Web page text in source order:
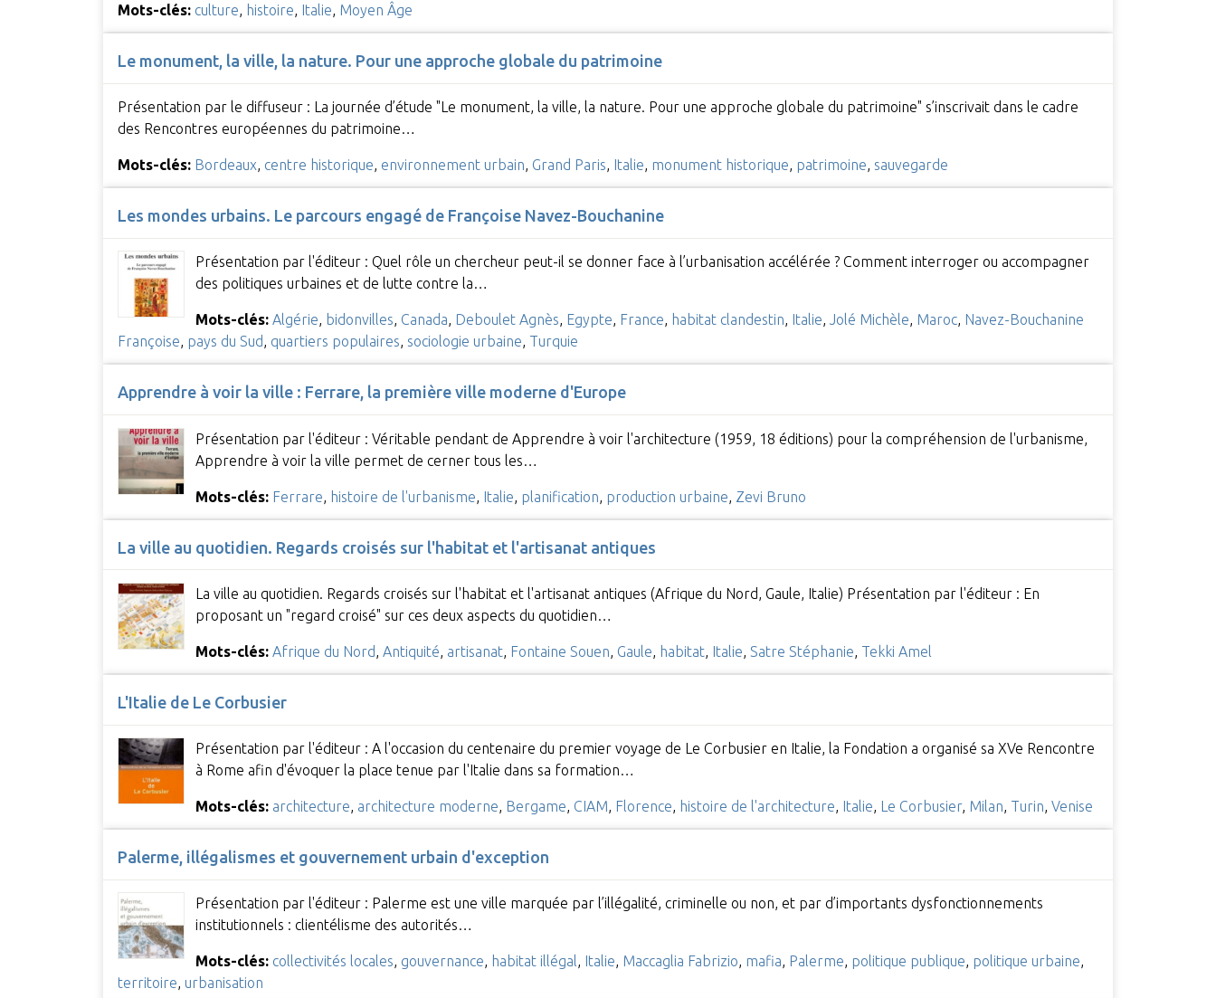
Mots-clés: culture, histoire, Italie, Moyen Âge
Le monument, la ville, la nature. Pour une approche globale du patrimoine
Présentation par le diffuseur : La journée d’étude "Le monument, la ville, la nature. Pour une approche globale du patrimoine" s’inscrivait dans le cadre
des Rencontres européennes du patrimoine…
Mots-clés: Bordeaux, centre historique, environnement urbain, Grand Paris, Italie, monument historique, patrimoine, sauvegarde
Les mondes urbains. Le parcours engagé de Françoise Navez-Bouchanine
Présentation par l'éditeur : Quel rôle un chercheur peut-il se donner face à l’urbanisation accélérée ? Comment interroger ou accompagner
des politiques urbaines et de lutte contre la…
Mots-clés: Algérie, bidonvilles, Canada, Deboulet Agnès, Egypte, France, habitat clandestin, Italie, Jolé Michèle, Maroc, Navez-Bouchanine
Françoise, pays du Sud, quartiers populaires, sociologie urbaine, Turquie
Apprendre à voir la ville : Ferrare, la première ville moderne d'Europe
Présentation par l'éditeur : Véritable pendant de Apprendre à voir l'architecture (1959, 18 éditions) pour la compréhension de l'urbanisme,
Apprendre à voir la ville permet de cerner tous les…
Mots-clés: Ferrare histoire de l'urbanisme Italie planification production urbaine Zevi Bruno
La ville au quotidien. Regards croisés sur l'habitat et l'artisanat antiques
La ville au quotidien. Regards croisés sur l'habitat et l'artisanat antiques (Afrique du Nord, Gaule, Italie) Présentation par l'éditeur : En
proposant un "regard croisé" sur ces deux aspects du quotidien…
Mots-clés: Afrique du Nord, Antiquité, artisanat, Fontaine Souen, Gaule, habitat, Italie, Satre Stéphanie, Tekki Amel
L'Italie de Le Corbusier
Présentation par l'éditeur : A l'occasion du centenaire du premier voyage de Le Corbusier en Italie, la Fondation a organisé sa XVe Rencontre
à Rome afin d'évoquer la place tenue par l'Italie dans sa formation…
Mots-clés: architecture, architecture moderne, Bergame, CIAM, Florence, histoire de l'architecture, Italie, Le Corbusier, Milan, Turin, Venise
Palerme, illégalismes et gouvernement urbain d'exception
Présentation par l'éditeur : Palerme est une ville marquée par l’illégalité, criminelle ou non, et par d’importants dysfonctionnements
institutionnels : clientélisme des autorités…
Mots-clés: collectivités locales, gouvernance, habitat illégal, Italie, Maccaglia Fabrizio, mafia, Palerme, politique publique, politique urbaine,
territoire, urbanisation